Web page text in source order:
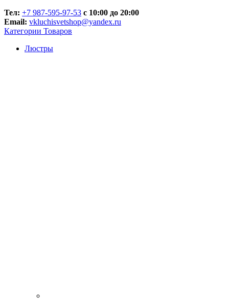
Тел: +7 987-595-97-53 с 10:00 до 20:00
Email: vkluchisvetshop@yandex.ru
Категории Товаров
Люстры